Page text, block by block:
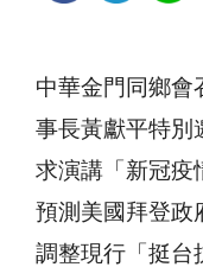
中華金門同鄉會
事長黃獻平特別
求演講「新冠疫
預測美國拜登政
調整現行「挺台